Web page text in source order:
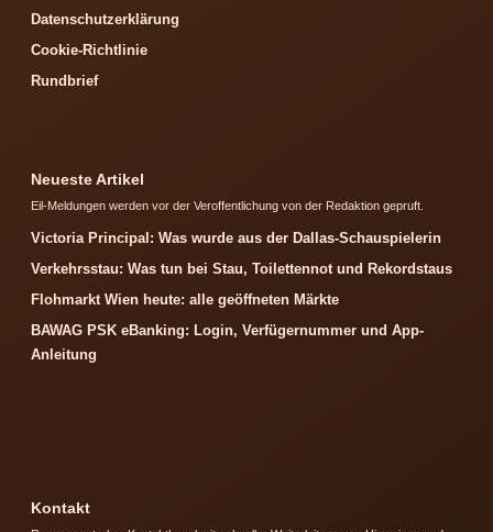
Datenschutzerklärung
Cookie-Richtlinie
Rundbrief
Neueste Artikel
Eil-Meldungen werden vor der Veroffentlichung von der Redaktion gepruft.
Victoria Principal: Was wurde aus der Dallas-Schauspielerin
Verkehrsstau: Was tun bei Stau, Toilettennot und Rekordstaus
Flohmarkt Wien heute: alle geöffneten Märkte
BAWAG PSK eBanking: Login, Verfügernummer und App-
Anleitung
Kontakt